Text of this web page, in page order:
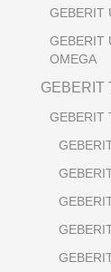
GEBERIT
GEBERIT
OMEGA
GEBERIT
GEBERIT